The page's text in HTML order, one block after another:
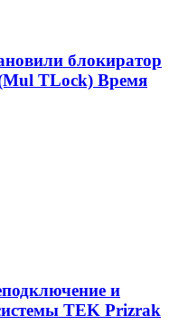
блокиратор
TLock) Время
и
TEK Prizrak